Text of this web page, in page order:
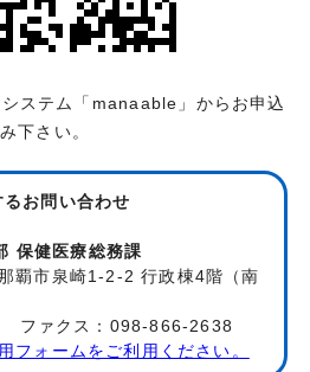
ステム「manaable」からお申込
み下さい。
お問い合わせ
保健医療総務課
市泉崎1-2-2 行政棟4階（南
ファクス：098-866-2638
フォームをご利用ください。